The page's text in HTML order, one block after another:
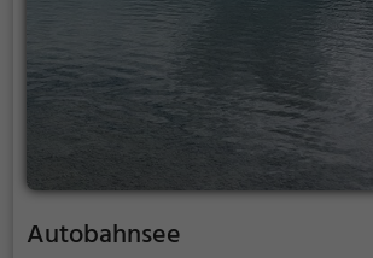
Autobahnsee